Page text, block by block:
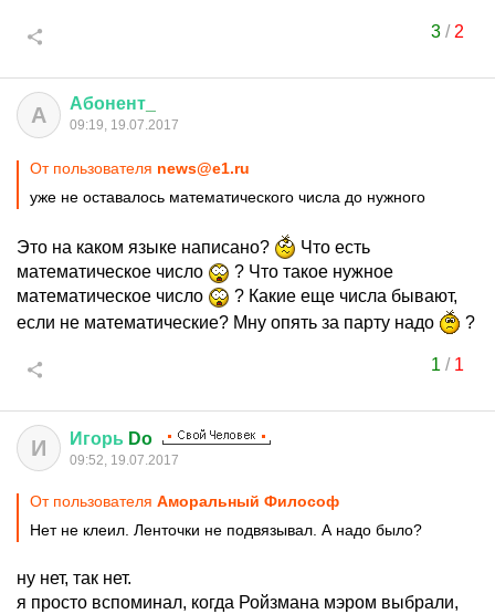
3/ 2
А Абонент
09:19, 19.07.2017
От пользователя news@e1.ru
уже не оставалось математического числа до нужного
Это на каком языке написано?
Что есть
математическое число
? Что такое нужное
математическое число
? Какие еще числа бывают,
если не математические? Мну опять за парту надо
?
1 / 1
И Игорь Do
09:52, 19.07.2017
От пользователя Аморальный Философ
Нет не клеил. Ленточки не подвязывал. А надо было?
ну нет, так нет.
я просто вспоминал, когда Ройзмана мэром выбрали,